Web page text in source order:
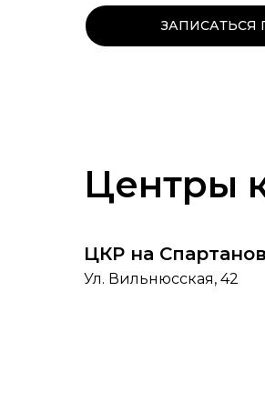
ЗАПИСАТЬСЯ
Центры
ЦКР на
Ул. Вильнюсская, 42